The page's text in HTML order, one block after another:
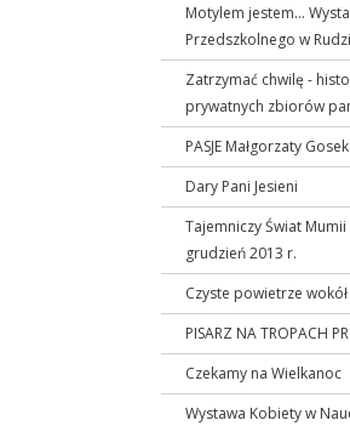
Motylem jestem...
Przedszkolnego w
Zatrzymać chwilę -
prywatnych zbiorów
PASJE Małgorzaty Gosek
Dary Pani Jesieni
Tajemniczy Świat
grudzień 2013 r.
Czyste powietrze
PISARZ NA TROPACH
Czekamy na Wielkanoc
Wystawa Kobiety w